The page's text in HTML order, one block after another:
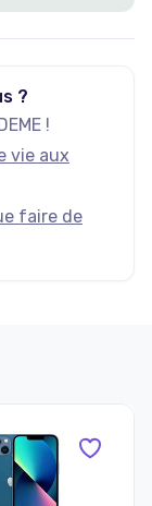
?
!
vie aux
faire de